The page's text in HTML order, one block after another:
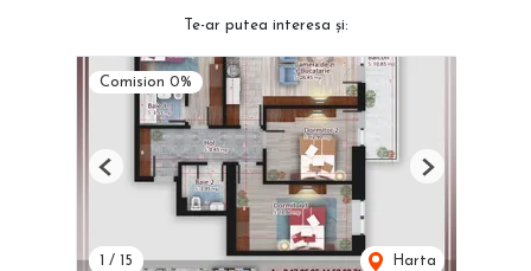
Te-ar putea interesa și:
Comision 0%
/ 15 Harta
Previous Next